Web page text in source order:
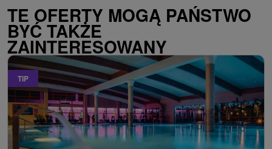
TE OFERTY MOGĄ PAŃSTWO
BYĆ TAKŻE
ZAINTERESOWANY
TIP